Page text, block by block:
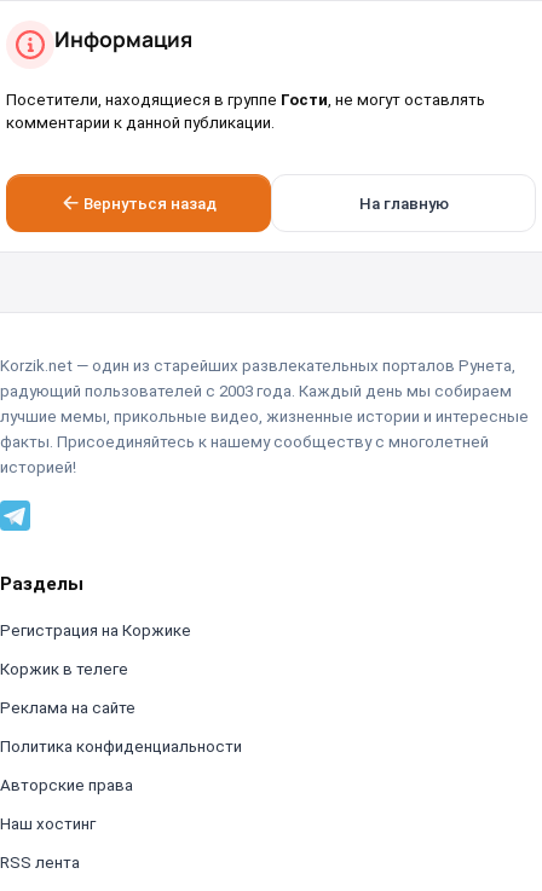
Информация
Посетители, находящиеся в группе Гости, не могут оставлять
комментарии к данной публикации.
Вернуться назад На главную
Korzik.net — один из старейших развлекательных порталов Рунета,
радующий пользователей с 2003 года. Каждый день мы собираем
лучшие мемы, прикольные видео, жизненные истории и интересные
факты. Присоединяйтесь к нашему сообществу с многолетней
историей!
Разделы
Регистрация на Коржике
Коржик в телеге
Реклама на сайте
Политика конфиденциальности
Авторские права
Наш хостинг
RSS лента